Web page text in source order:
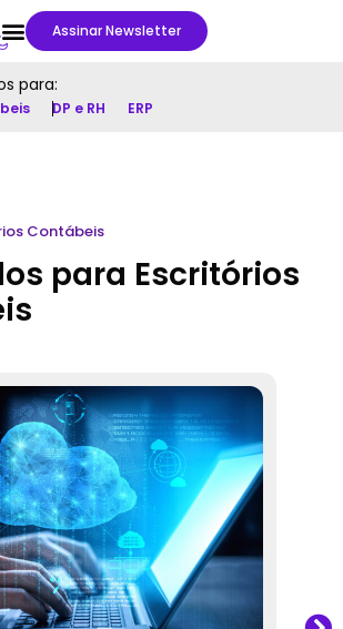
Assinar Newsletter
para:
DP e RH ERP
Contábeis
para Escritórios